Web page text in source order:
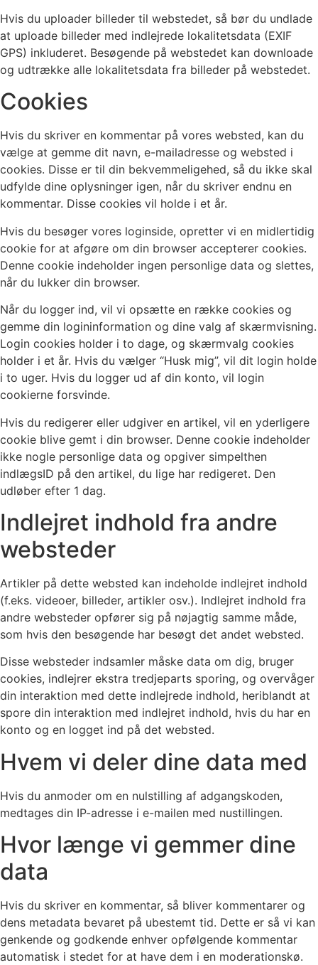
Hvis du uploader billeder til webstedet, så bør du undlade
at uploade billeder med indlejrede lokalitetsdata (EXIF
GPS) inkluderet. Besøgende på webstedet kan downloade
og udtrække alle lokalitetsdata fra billeder på webstedet.
Cookies
Hvis du skriver en kommentar på vores websted, kan du
vælge at gemme dit navn, e-mailadresse og websted i
cookies. Disse er til din bekvemmeligehed, så du ikke skal
udfylde dine oplysninger igen, når du skriver endnu en
kommentar. Disse cookies vil holde i et år.
Hvis du besøger vores loginside, opretter vi en midlertidig
cookie for at afgøre om din browser accepterer cookies.
Denne cookie indeholder ingen personlige data og slettes,
når du lukker din browser.
Når du logger ind, vil vi opsætte en række cookies og
gemme din logininformation og dine valg af skærmvisning.
Login cookies holder i to dage, og skærmvalg cookies
holder i et år. Hvis du vælger “Husk mig”, vil dit login holde
i to uger. Hvis du logger ud af din konto, vil login
cookierne forsvinde.
Hvis du redigerer eller udgiver en artikel, vil en yderligere
cookie blive gemt i din browser. Denne cookie indeholder
ikke nogle personlige data og opgiver simpelthen
indlægsID på den artikel, du lige har redigeret. Den
udløber efter 1 dag.
Indlejret indhold fra andre
websteder
Artikler på dette websted kan indeholde indlejret indhold
(f.eks. videoer, billeder, artikler osv.). Indlejret indhold fra
andre websteder opfører sig på nøjagtig samme måde,
som hvis den besøgende har besøgt det andet websted.
Disse websteder indsamler måske data om dig, bruger
cookies, indlejrer ekstra tredjeparts sporing, og overvåger
din interaktion med dette indlejrede indhold, heriblandt at
spore din interaktion med indlejret indhold, hvis du har en
konto og en logget ind på det websted.
Hvem vi deler dine data med
Hvis du anmoder om en nulstilling af adgangskoden,
medtages din IP-adresse i e-mailen med nustillingen.
Hvor længe vi gemmer dine
data
Hvis du skriver en kommentar, så bliver kommentarer og
dens metadata bevaret på ubestemt tid. Dette er så vi kan
genkende og godkende enhver opfølgende kommentar
automatisk i stedet for at have dem i en moderationskø.